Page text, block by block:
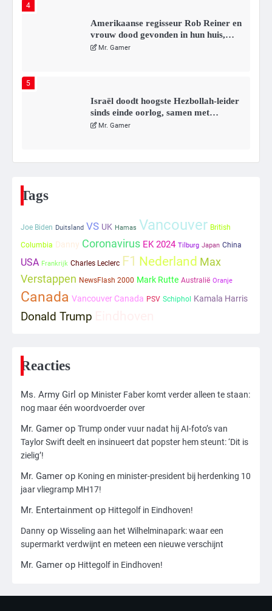
4
Amerikaanse regisseur Rob Reiner en
vrouw dood gevonden in hun huis,
eigen zoon hoofdverdachte
Mr. Gamer
5
Israël doodt hoogste Hezbollah-leider
sinds einde oorlog, samen met
meerdere omwonenden
Mr. Gamer
6
Kleine veranderingen op komst
Mr. Gamer
2
3
Nick Reiner, zoon van regisseur Rob
Reiner, gearresteerd na dood ouders
Ms. Army Girl
4
Amerikaanse regisseur Rob Reiner en
eigen zoon hoofdverdachte
Mr. Gamer
5
Israël doodt hoogste Hezbollah-leider
Tags
Joe Biden Duitsland VS UK Hamas Vancouver British
Columbia Danny Coronavirus EK 2024 Tilburg Japan China
USA Frankrijk Charles Leclerc F1 Nederland Max
Verstappen NewsFlash 2000 Mark Rutte Australië Oranje
Canada Vancouver Canada PSV Schiphol Kamala Harris
Donald Trump
Reacties
Ms. Army Girl op Minister Faber komt verder alleen te staan:
nog maar één woordvoerder over
Mr. Gamer op Trump onder vuur nadat hij AI-foto’s van
Taylor Swift deelt en insinueert dat popster hem steunt: ‘Dit is
zielig’!
Mr. Gamer op Koning en minister-president bij herdenking 10
jaar vliegramp MH17!
Mr. Entertainment op Hittegolf in Eindhoven!
Danny op Wisseling aan het Wilhelminapark: waar een
supermarkt verdwijnt en meteen een nieuwe verschijnt
Mr. Gamer op Hittegolf in Eindhoven!